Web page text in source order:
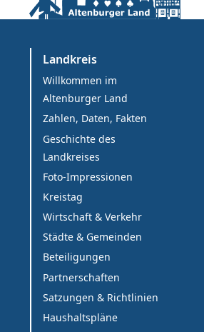
Landkreis
Willkommen im
Altenburger Land
Zahlen, Daten, Fakten
Geschichte des
Landkreises
Foto-Impressionen
Kreistag
Wirtschaft & Verkehr
Städte & Gemeinden
Beteiligungen
Partnerschaften
Satzungen & Richtlinien
Haushaltspläne